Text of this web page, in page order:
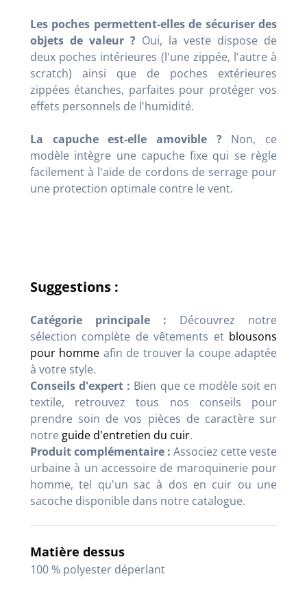
Les poches permettent-elles de sécuriser des
objets de valeur ? Oui, la veste dispose de
deux poches intérieures (l'une zippée, l'autre à
scratch) ainsi que de poches extérieures
zippées étanches, parfaites pour protéger vos
effets personnels de l'humidité.
La capuche est-elle amovible ?Non, ce
modèle intègre une capuche fixe qui se règle
facilement à l'aide de cordons de serrage pour
une protection optimale contre le vent.
Suggestions :
Catégorie principale : Découvrez notre
sélection complète de vêtements et blousons
pour homme afin de trouver la coupe adaptée
à votre style.
Conseils d'expert : Bien que ce modèle soit en
textile, retrouvez tous nos conseils pour
prendre soin de vos pièces de caractère sur
notreguide d'entretien du cuir.
Produit complémentaire : Associez cette veste
urbaine à un accessoire de maroquinerie pour
homme, tel qu'un sac à dos en cuir ou une
sacoche disponible dans notre catalogue.
Matière dessus
100 % polyester déperlant